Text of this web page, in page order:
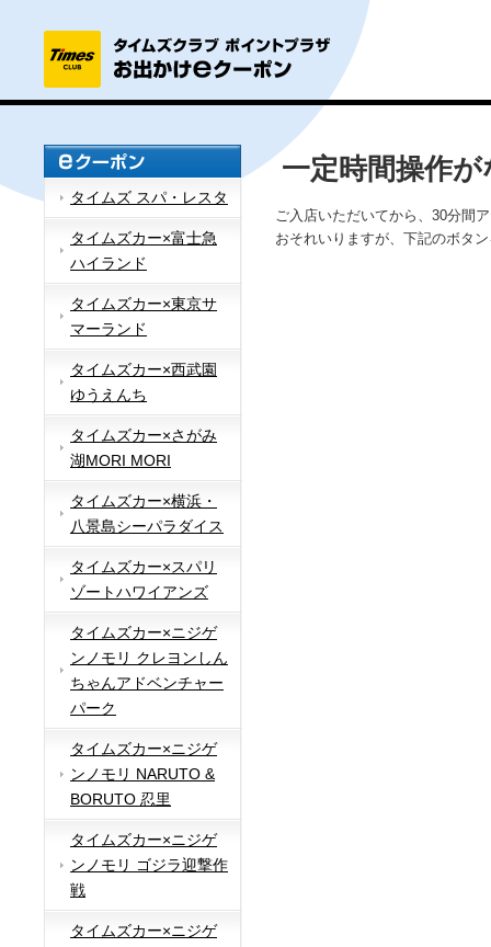
タイムズ スパ・レスタ
タイムズカー×富士急
ハイランド
タイムズカー×東京サ
マーランド
タイムズカー×西武園
ゆうえんち
タイムズカー×さがみ
湖MORI MORI
タイムズカー×横浜・
八景島シーパラダイス
タイムズカー×スパリ
ゾートハワイアンズ
タイムズカー×ニジゲ
ンノモリ クレヨンしん
ちゃんアドベンチャー
パーク
タイムズカー×ニジゲ
ンノモリ NARUTO &
BORUTO 忍里
タイムズカー×ニジゲ
ンノモリ ゴジラ迎撃作
戦
タイムズカー×ニジゲ
一定時間操作
ご入店いただいてから、30分間
おそれいりますが、下記のボタ